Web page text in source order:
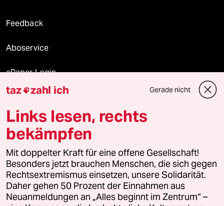
Feedback
Aboservice
ePaper Login
Downloads für Abonnierende
© 2026 taz Verlags und Vertriebs GmbH
Alle Rechte vorbehalten. Bei rechtlichen Fragen oder für Genehmigungen
wenden Sie sich bitte an lizenzen@taz.de
Feedback Redaktionsstatut Kommune-Richtlinien
taz zahl ich Gerade nicht
Links lesen, rechts
bekämpfen
Mit doppelter Kraft für eine offene Gesellschaft!
Besonders jetzt brauchen Menschen, die sich gegen
Rechtsextremismus einsetzen, unsere Solidarität.
Daher gehen 50 Prozent der Einnahmen aus
Neuanmeldungen an „Alles beginnt im Zentrum“ –